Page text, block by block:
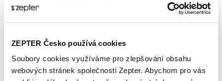
ZEPTER Česko používá cookies
Soubory cookies využíváme pro zlepšování obsahu
webových stránek společnosti Zepter. Abychom pro vás